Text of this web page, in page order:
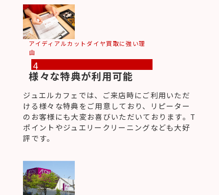
アイディアルカットダイヤ買取に強い理
由
4
様々な特典が利用可能
ジュエルカフェでは、ご来店時にご利用いただ
ける様々な特典をご用意しており、リピーター
のお客様にも大変お喜びいただいております。T
ポイントやジュエリークリーニングなども大好
評です。